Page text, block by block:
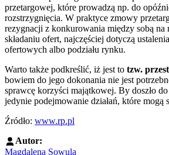
przetargowej, które prowadzą np. do
rozstrzygnięcia. W praktyce zmowy
rezygnacji z konkurowania między sobą na
składaniu ofert, najczęściej dotyczą
ofertowych albo podziału rynku.
Warto także podkreślić, iż jest to tzw.
bowiem do jego dokonania nie jest
sprawcę korzyści majątkowej. By doszło
jedynie podejmowanie działań, które mogą
Źródło: www.rp.pl
Autor:
Magdalena Sowula